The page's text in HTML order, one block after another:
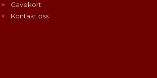
Gavekort
Kontakt oss